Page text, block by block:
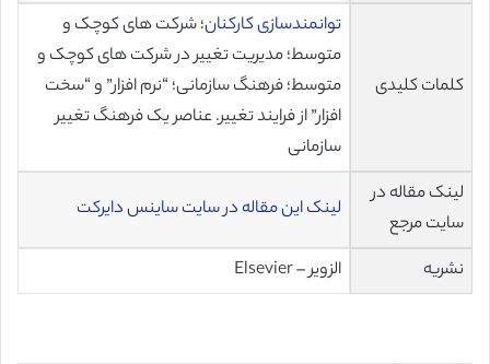
کلمات کلیدی
توانمندسازی کارکنان؛ شرکت های کوچک و
متوسط؛ مدیریت تغییر در شرکت های کوچک و
متوسط؛ فرهنگ سازمانی؛ “نرم افزار” و “سخت
افزار” از فرایند تغییر. عناصر یک فرهنگ تغییر
سازمانی
لینک مقاله در
سایت مرجع
لینک این مقاله در سایت ساینس دایرکت
نشریه الزویر – Elsevier